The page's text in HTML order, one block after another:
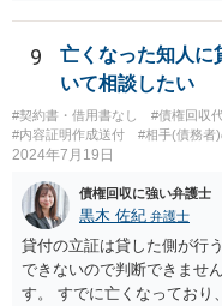
されない場合には、貴殿に
し、やむを得ず、返還金
を求める民事訴訟、支払督
す。 その際には、訴訟に
いても併せて請求する予定
は、貴殿自らが契約を解約
の内部事情は、私に対する
及ぼすものではありません
せることなく、誠意をもっ
く求めます。 以上
9
亡くなった知人に
いて相談したい
#契約書・借用書なし #債権回収
#内容証明作成送付
#相手(債務者
2024年7月19日
債権回収に強い弁護士
黒木 佐紀 弁護士
貸付の立証は貸した側が行
できないので判断できませ
す。 すでに亡くなっており